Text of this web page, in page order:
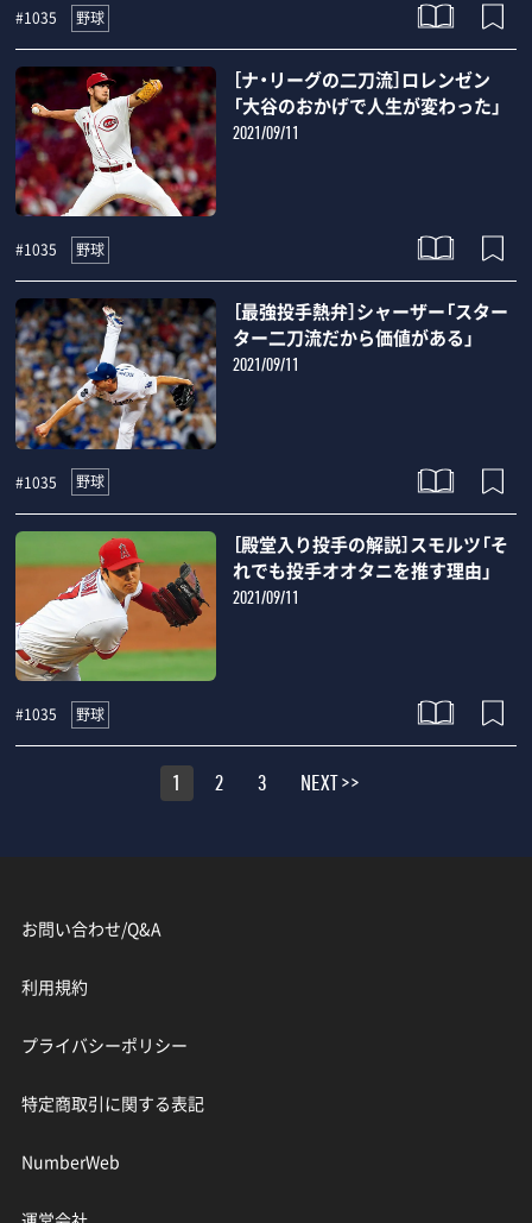
#1035 野球
［ナ・リーグの二刀流］ロレンゼン
「大谷のおかげで人生が変わった」
2021/09/11
#1035 野球
［最強投手熱弁］シャーザー「スター
ター二刀流だから価値がある」
2021/09/11
#1035 野球
［殿堂入り投手の解説］スモルツ「そ
れでも投手オオタニを推す理由」
2021/09/11
#1035 野球
1 2 3 NEXT >>
お問い合わせ/Q&A
利用規約
プライバシーポリシー
特定商取引に関する表記
NumberWeb